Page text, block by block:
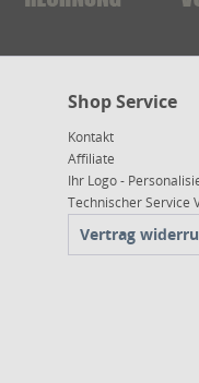
Shop Service
Kontakt
Affiliate
Ihr Logo -
Technischer Service
Vertrag